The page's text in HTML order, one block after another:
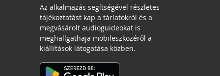
Az alkalmazás segítségével részletes
tájékoztatást kap a tárlatokról és a
megvásárolt audioguideokat is
meghallgathaja mobileszközéről a
kiállítások látogatása közben.